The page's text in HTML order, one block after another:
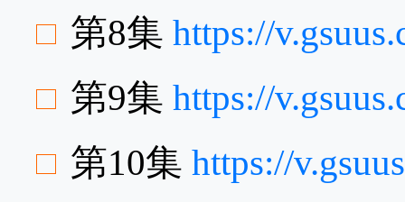
第8集 https://
第9集 https://
第10集 https://